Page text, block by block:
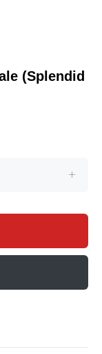
(Splendid